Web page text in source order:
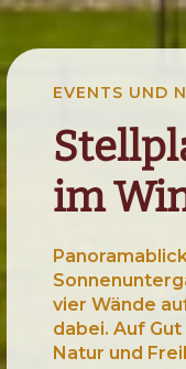
EVENTS UND
im
vier Wände
dabei. Auf
Natur und